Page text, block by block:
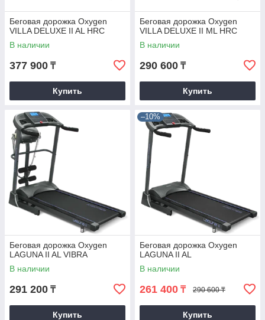
Беговая дорожка Oxygen
VILLA DELUXE II AL HRC
В наличии
377 900 ₸
Купить
Беговая дорожка Oxygen
VILLA DELUXE II ML HRC
В наличии
290 600 ₸
Купить
Беговая дорожка Oxygen
LAGUNA II AL VIBRA
В наличии
291 200 ₸
Купить
–10%
Беговая дорожка Oxygen
LAGUNA II AL
В наличии
261 400 ₸ 290 600 ₸
Купить